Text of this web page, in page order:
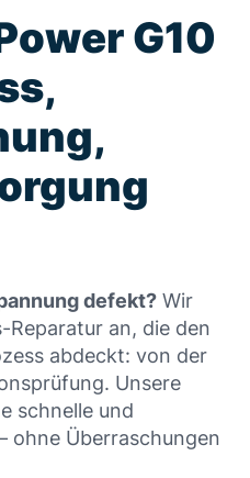
G10
defekt? Wir
Reparatur an, die den
abdeckt: von der
Unsere
schnelle und
ohne Überraschungen